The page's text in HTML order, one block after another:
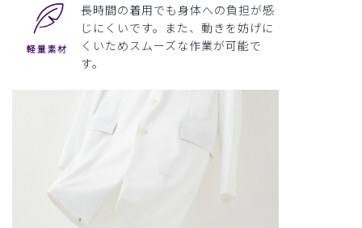
長時間の着用でも身体への負担が感
じにくいです。また、動きを妨げに
くいためスムーズな作業が可能で
す。